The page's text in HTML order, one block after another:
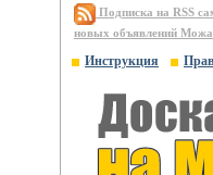
Подписка на RSS
новых объявлений
Инструкция